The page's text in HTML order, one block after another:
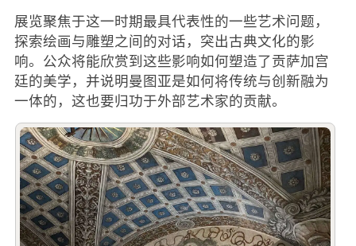
展览聚焦于这一时期最具代表性的一些艺术问题，
探索绘画与雕塑之间的对话，突出古典文化的影
响。公众将能欣赏到这些影响如何塑造了贡萨加宫
廷的美学，并说明曼图亚是如何将传统与创新融为
一体的，这也要归功于外部艺术家的贡献。